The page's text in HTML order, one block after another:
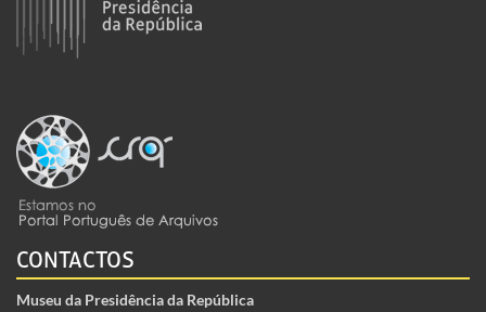
CONTACTOS
Museu da Presidência da República